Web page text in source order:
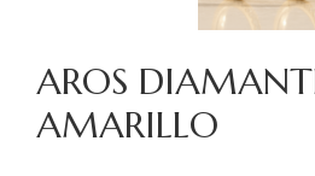
AROS
AMARILLO